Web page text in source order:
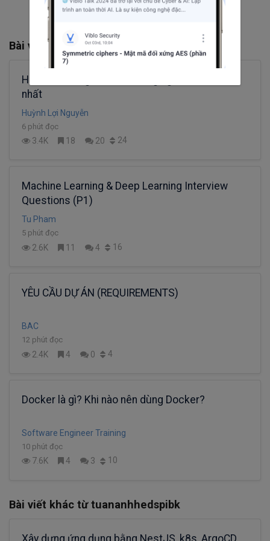
Bài viết liên quan
Hiểu thị trường để hack lương ngành IT từ năm
nhất
Huỳnh Lợi Nguyễn
6 phút đọc
3.4K 18 20 24
Machine Learning & Deep Learning Interview
Questions (P1)
Tu Pham
5 phút đọc
2.6K 11 4 16
YÊU CẦU DỰ ÁN (REQUIREMENTS)
BAC
12 phút đọc
2.4K 4 0 4
Docker là gì? Khi nào nên dùng Docker?
Software Engineer Training
10 phút đọc
7.6K 4 3 10
Bài viết khác từ tuananhhedspibk
Xây dựng ứng dụng bằng NestJS, k8s, ArgoCD,